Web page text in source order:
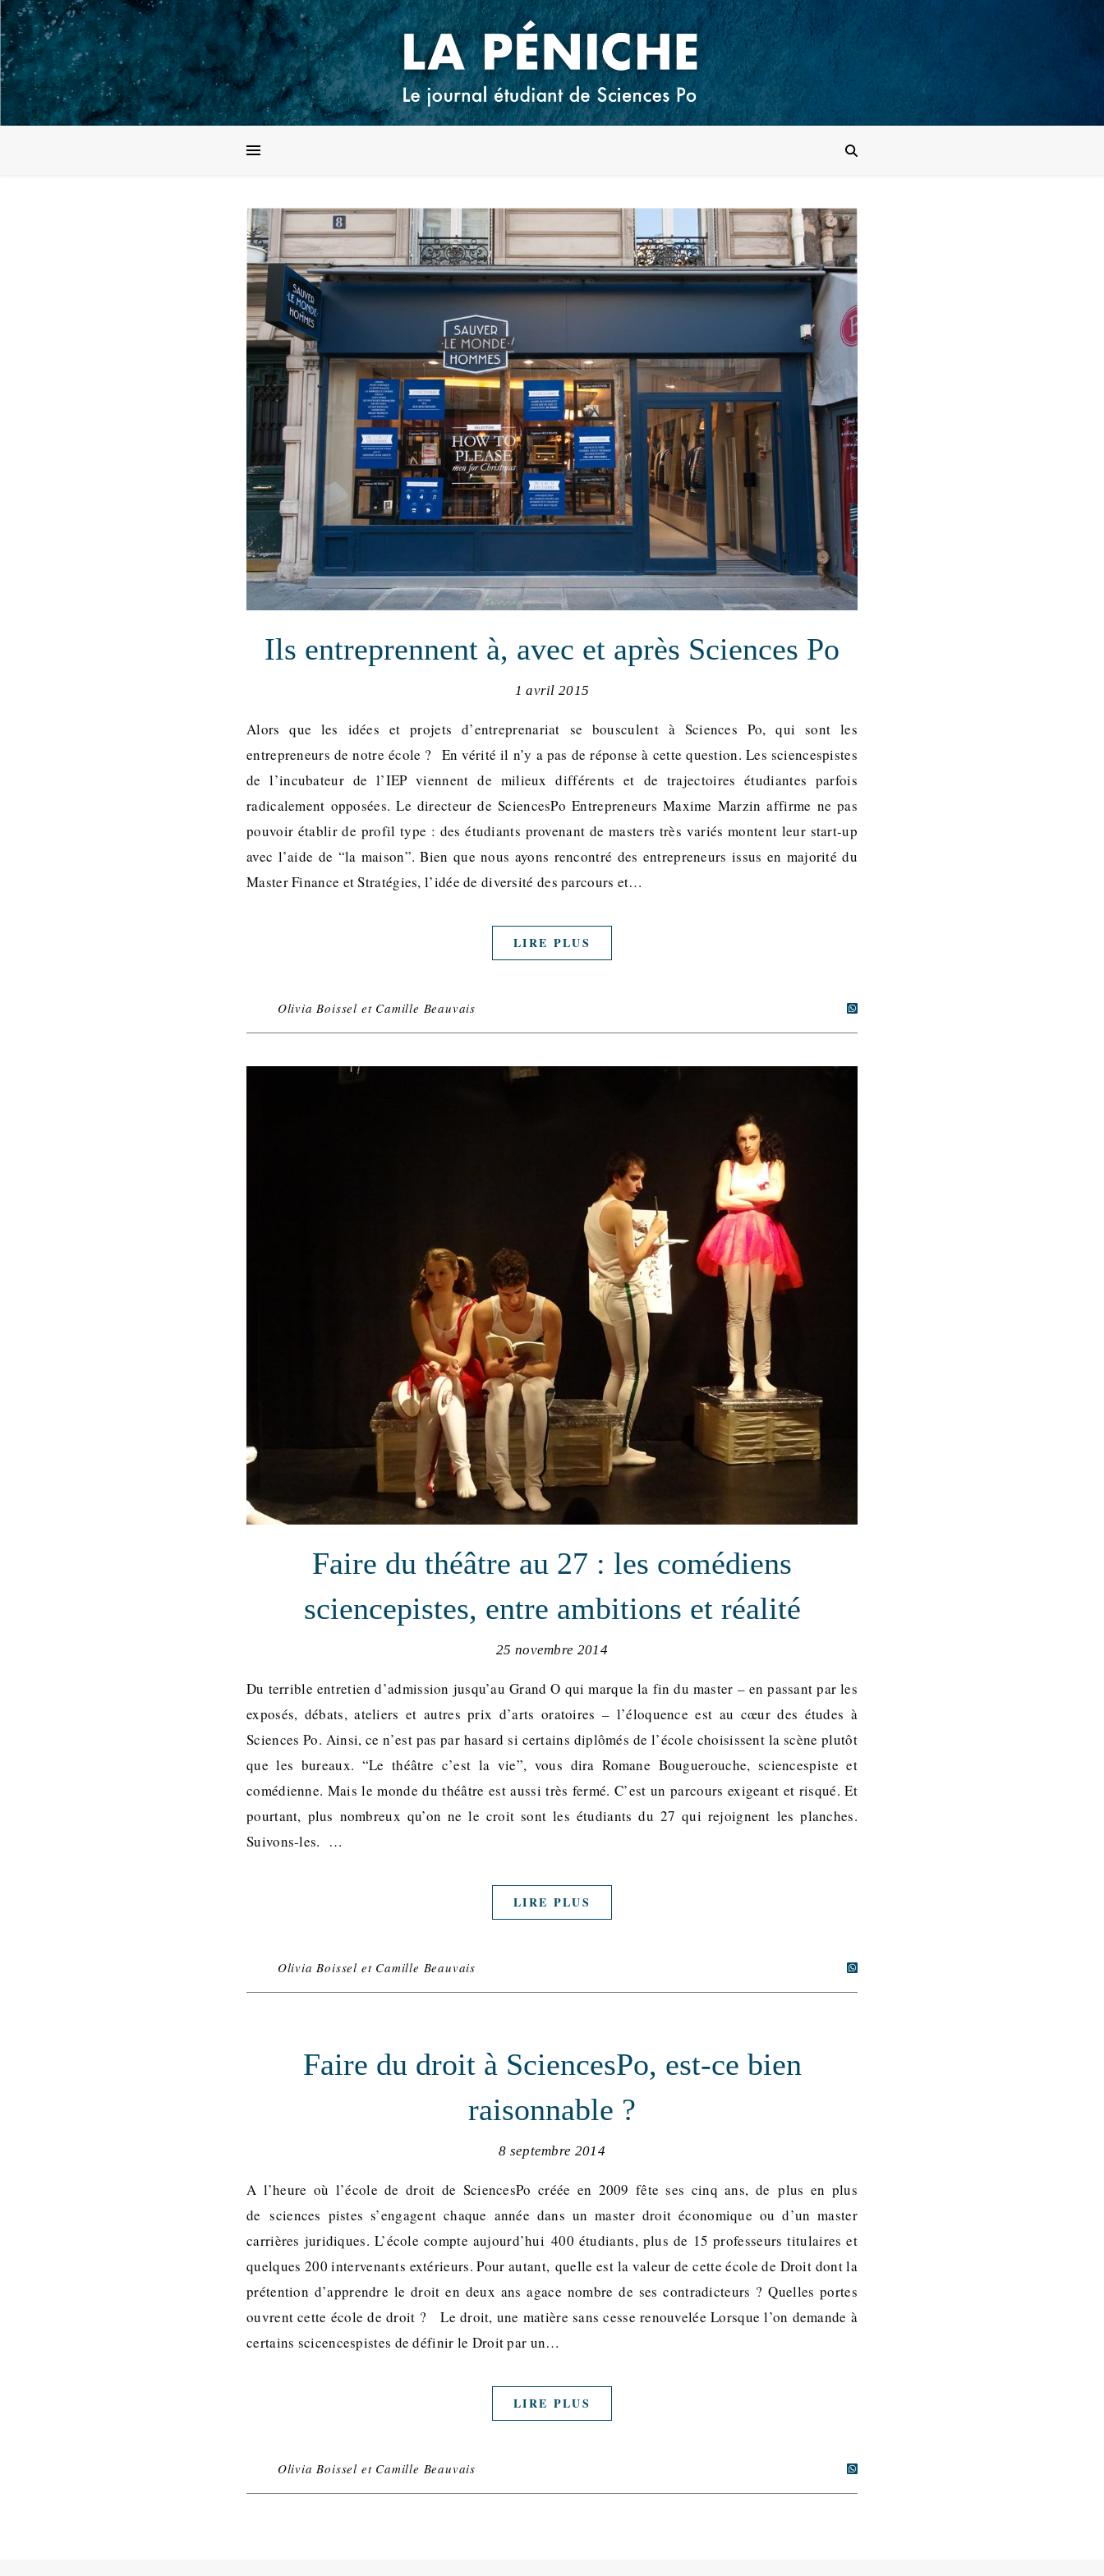
Ils entreprennent à, avec et après Sciences Po
1 avril 2015
Alors que les idées et projets d’entreprenariat se bousculent à Sciences Po, qui sont les
entrepreneurs de notre école ? En vérité il n’y a pas de réponse à cette question. Les sciencespistes
de l’incubateur de l’IEP viennent de milieux différents et de trajectoires étudiantes parfois
radicalement opposées. Le directeur de SciencesPo Entrepreneurs Maxime Marzin affirme ne pas
pouvoir établir de profil type : des étudiants provenant de masters très variés montent leur start-up
avec l’aide de “la maison”. Bien que nous ayons rencontré des entrepreneurs issus en majorité du
Master Finance et Stratégies, l’idée de diversité des parcours et…
LIRE PLUS
Olivia Boissel et Camille Beauvais
Faire du théâtre au 27 : les comédiens
sciencepistes, entre ambitions et réalité
25 novembre 2014
Du terrible entretien d’admission jusqu’au Grand O qui marque la fin du master – en passant par les
exposés, débats, ateliers et autres prix d’arts oratoires – l’éloquence est au cœur des études à
Sciences Po. Ainsi, ce n’est pas par hasard si certains diplômés de l’école choisissent la scène plutôt
que les bureaux. “Le théâtre c’est la vie”, vous dira Romane Bouguerouche, sciencespiste et
comédienne. Mais le monde du théâtre est aussi très fermé. C’est un parcours exigeant et risqué. Et
pourtant, plus nombreux qu’on ne le croit sont les étudiants du 27 qui rejoignent les planches.
Suivons-les. …
LIRE PLUS
Olivia Boissel et Camille Beauvais
Faire du droit à SciencesPo, est-ce bien
raisonnable ?
8 septembre 2014
A l’heure où l’école de droit de SciencesPo créée en 2009 fête ses cinq ans, de plus en plus
de sciences pistes s’engagent chaque année dans un master droit économique ou d’un master
carrières juridiques. L’école compte aujourd’hui 400 étudiants, plus de 15 professeurs titulaires et
quelques 200 intervenants extérieurs. Pour autant, quelle est la valeur de cette école de Droit dont la
prétention d’apprendre le droit en deux ans agace nombre de ses contradicteurs ? Quelles portes
ouvrent cette école de droit ? Le droit, une matière sans cesse renouvelée Lorsque l’on demande à
certains scicencespistes de définir le Droit par un…
LIRE PLUS
Olivia Boissel et Camille Beauvais